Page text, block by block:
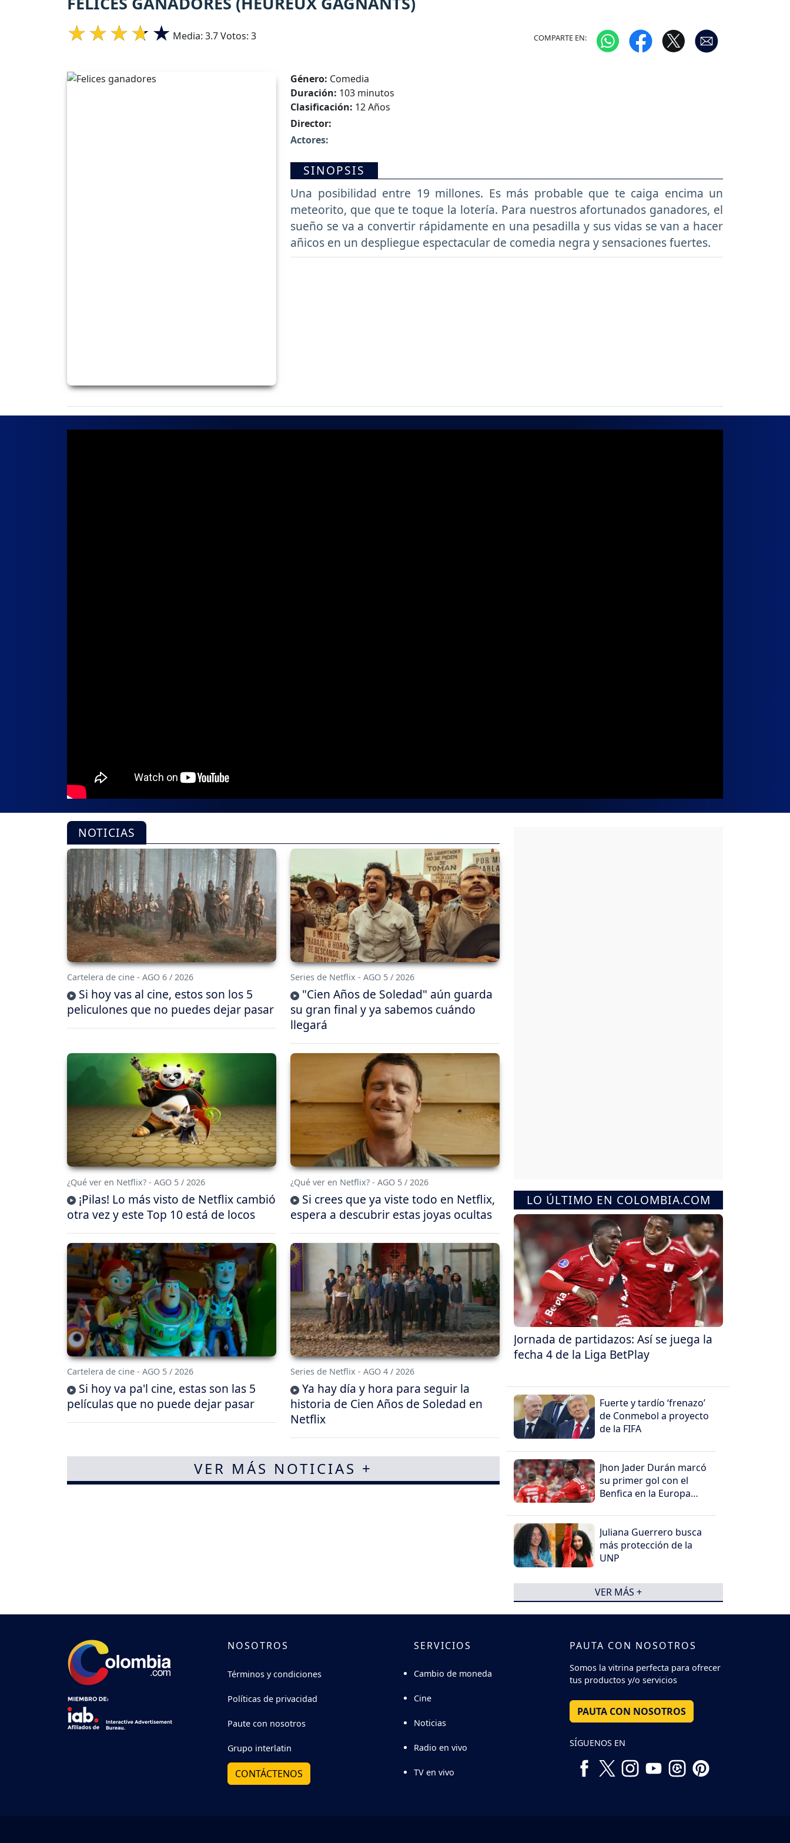
Media: 3.7Votos: 3 COMPARTE EN:
Género: Comedia
Duración: 103 minutos
Clasificación: 12 Años
Director:
Actores:
SINOPSIS
Una posibilidad entre 19 millones. Es más probable que te caiga encima un
meteorito, que que te toque la lotería. Para nuestros afortunados ganadores, el
sueño se va a convertir rápidamente en una pesadilla y sus vidas se van a hacer
añicos en un despliegue espectacular de comedia negra y sensaciones fuertes.
NOTICIAS
Cartelera de cine - AGO 6 / 2026
Si hoy vas al cine, estos son los 5
peliculones que no puedes dejar pasar
Series de Netflix - AGO 5 / 2026
"Cien Años de Soledad" aún guarda
su gran final y ya sabemos cuándo
llegará
¿Qué ver en Netflix? - AGO 5 / 2026
¡Pilas! Lo más visto de Netflix cambió
otra vez y este Top 10 está de locos
¿Qué ver en Netflix? - AGO 5 / 2026
Si crees que ya viste todo en Netflix,
espera a descubrir estas joyas ocultas
Cartelera de cine - AGO 5 / 2026
Si hoy va pa'l cine, estas son las 5
películas que no puede dejar pasar
Series de Netflix - AGO 4 / 2026
Ya hay día y hora para seguir la
historia de Cien Años de Soledad en
Netflix
VER MÁS NOTICIAS +
LO ÚLTIMO EN COLOMBIA.COM
Jornada de partidazos: Así se juega la
fecha 4 de la Liga BetPlay
Fuerte y tardío ‘frenazo’
de Conmebol a proyecto
de la FIFA
Jhon Jader Durán marcó
su primer gol con el
Benfica en la Europa
Juliana Guerrero busca
más protección de la
UNP
VER MÁS +
NOSOTROS
Términos y condiciones
Políticas de privacidad
Paute con nosotros
Grupo interlatin
CONTÁCTENOS
SERVICIOS
Cambio de moneda
Cine
Noticias
Radio en vivo
TV en vivo
PAUTA CON NOSOTROS
Somos la vitrina perfecta para ofrecer
tus productos y/o servicios
PAUTA CON NOSOTROS
SÍGUENOS EN